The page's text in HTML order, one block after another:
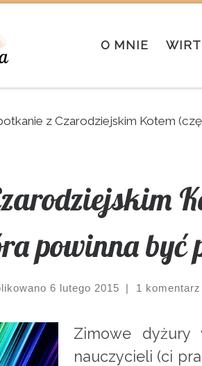
O MNIE
z Czarodziejskim Kotem
powinna być
6 lutego 2015 | 1 komentarz
Zimowe dyżury
nauczycieli (ci